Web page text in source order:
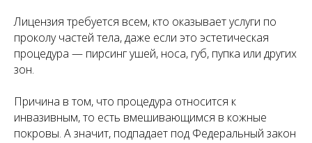
Лицензия требуется всем, кто оказывает услуги по
проколу частей тела, даже если это эстетическая
процедура — пирсинг ушей, носа, губ, пупка или других
зон.
Причина в том, что процедура относится к
инвазивным, то есть вмешивающимся в кожные
покровы. А значит, подпадает под Федеральный закон
Юридический аудит
помещения на соответствие требованиям
лицензирования и СЭЗ, формируем
перечень необходимых доработок.
Проверяем все документы юридического02